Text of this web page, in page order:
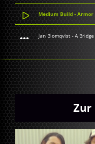
Medium Build - Armor
Zur